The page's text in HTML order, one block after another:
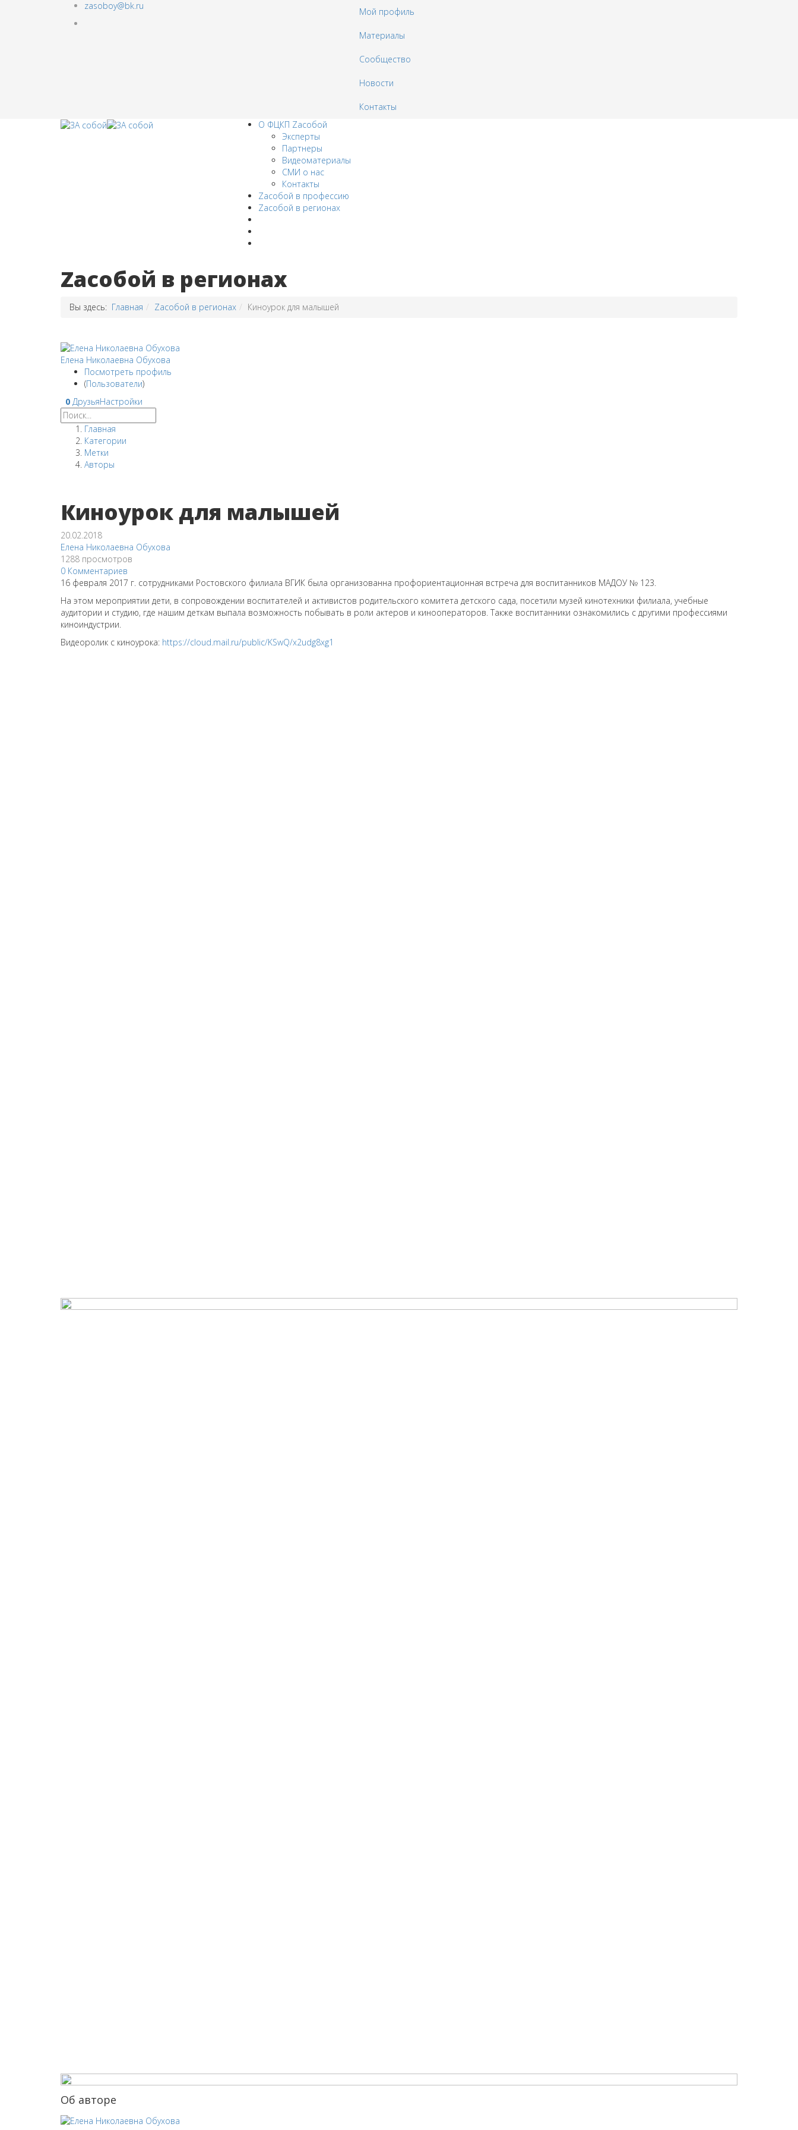
zasoboy@bk.ru
Мой профиль
Материалы
Сообщество
Новости
Контакты
О ФЦКП Zасобой
Эксперты
Партнеры
Видеоматериалы
СМИ о нас
Контакты
Zacобой в профессию
Zaсобой в регионах
Zaсобой в регионах
Вы здесь: Главная Zaсобой в регионах Киноурок для малышей
Елена Николаевна Обухова
Посмотреть профиль
(Пользователи)
0 ДрузьяНастройки
Главная
Категории
Метки
Авторы
Киноурок для малышей
20.02.2018
Елена Николаевна Обухова
1288 просмотров
0 Комментариев
16 февраля 2017 г. сотрудниками Ростовского филиала ВГИК была организованна профориентационная встреча для воспитанников МАДОУ № 123.
На этом мероприятии дети, в сопровождении воспитателей и активистов родительского комитета детского сада, посетили музей кинотехники филиала, учебные
аудитории и студию, где нашим деткам выпала возможность побывать в роли актеров и кинооператоров. Также воспитанники ознакомились с другими профессиями
киноиндустрии.
Видеоролик с киноурока: https://cloud.mail.ru/public/KSwQ/x2udg8xg1
Об авторе